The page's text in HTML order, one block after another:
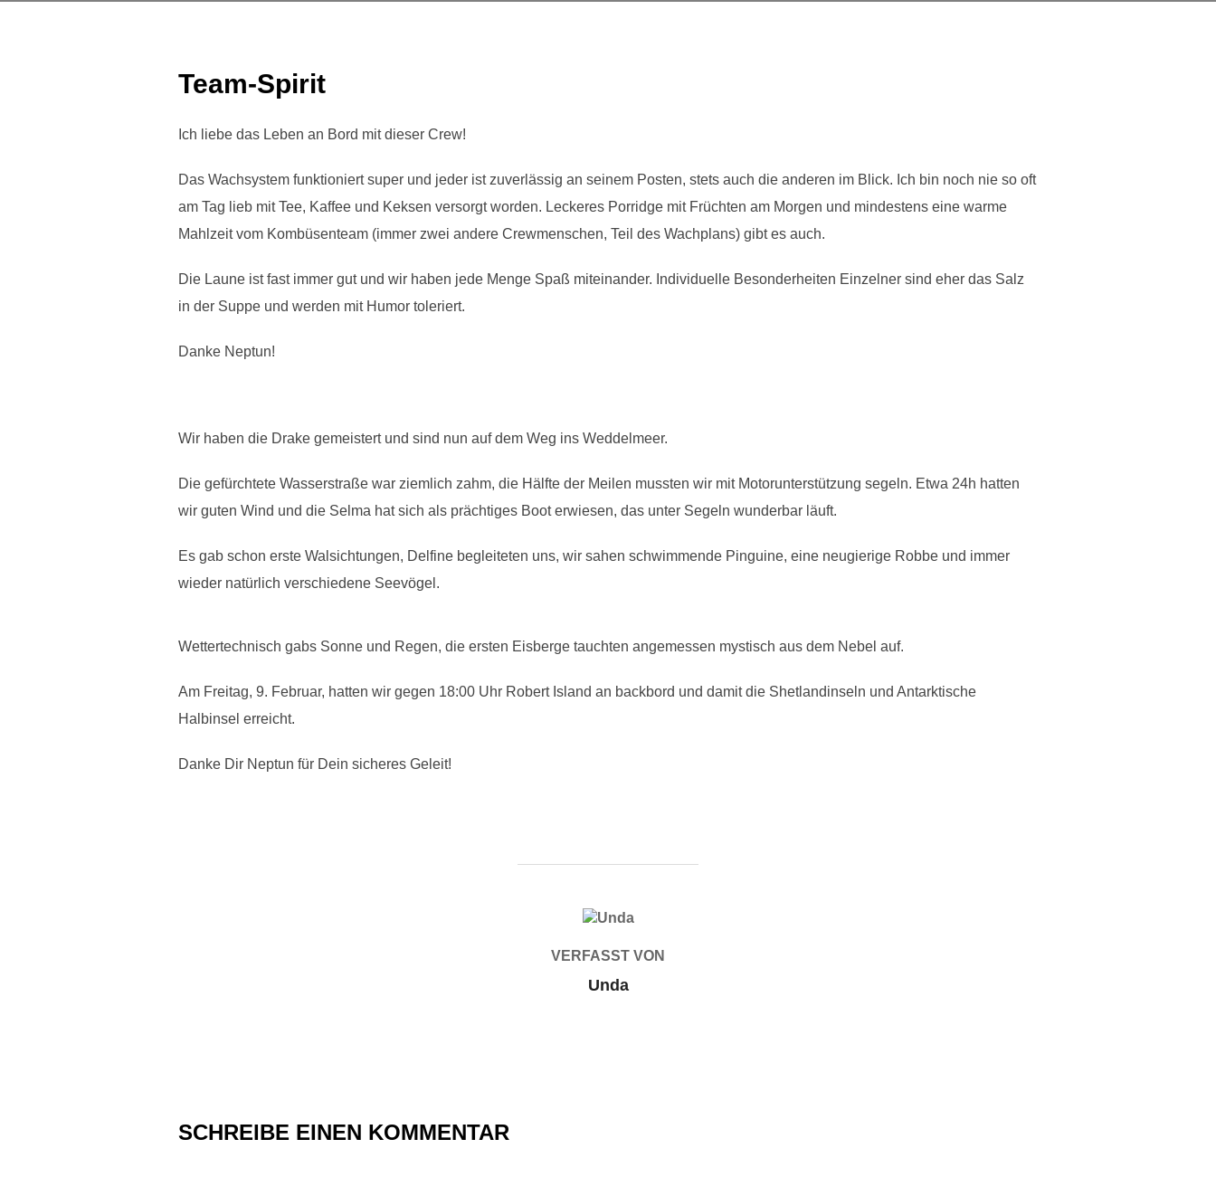
Team-Spirit
Ich liebe das Leben an Bord mit dieser Crew!
Das Wachsystem funktioniert super und jeder ist zuverlässig an seinem Posten, stets auch die anderen im Blick. Ich bin noch nie so oft
am Tag lieb mit Tee, Kaffee und Keksen versorgt worden. Leckeres Porridge mit Früchten am Morgen und mindestens eine warme
Mahlzeit vom Kombüsenteam (immer zwei andere Crewmenschen, Teil des Wachplans) gibt es auch.
Die Laune ist fast immer gut und wir haben jede Menge Spaß miteinander. Individuelle Besonderheiten Einzelner sind eher das Salz
in der Suppe und werden mit Humor toleriert.
Danke Neptun!
Wir haben die Drake gemeistert und sind nun auf dem Weg ins Weddelmeer.
Die gefürchtete Wasserstraße war ziemlich zahm, die Hälfte der Meilen mussten wir mit Motorunterstützung segeln. Etwa 24h hatten
wir guten Wind und die Selma hat sich als prächtiges Boot erwiesen, das unter Segeln wunderbar läuft.
Es gab schon erste Walsichtungen, Delfine begleiteten uns, wir sahen schwimmende Pinguine, eine neugierige Robbe und immer
wieder natürlich verschiedene Seevögel.
Wettertechnisch gabs Sonne und Regen, die ersten Eisberge tauchten angemessen mystisch aus dem Nebel auf.
Am Freitag, 9. Februar, hatten wir gegen 18:00 Uhr Robert Island an backbord und damit die Shetlandinseln und Antarktische
Halbinsel erreicht.
Danke Dir Neptun für Dein sicheres Geleit!
BEITRAGSAUTOR
VERFASST VON
Unda
SCHREIBE EINEN KOMMENTAR